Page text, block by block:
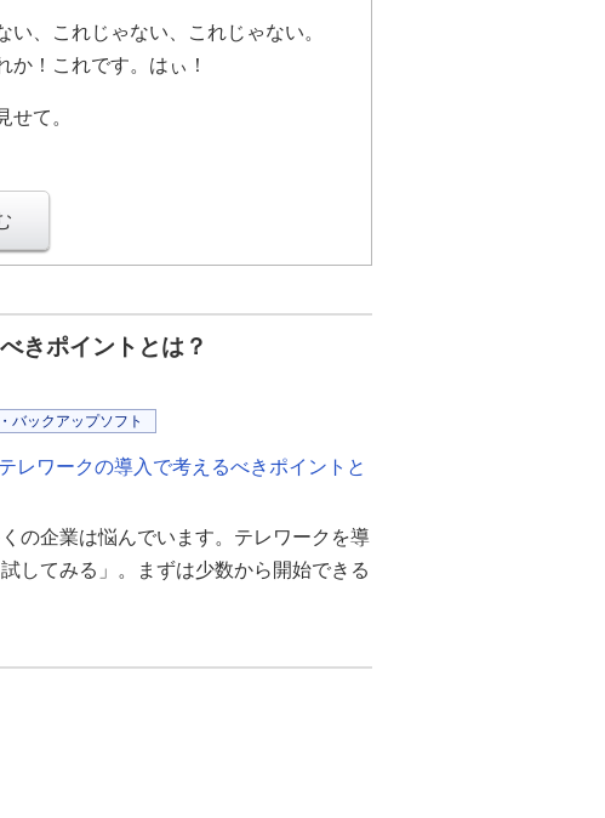
い、これじゃない、これじゃない。
！これです。はぃ！
せて。
のものではないので、ちょっと形が違
には高いね。
く前に、これと、これと、これを見せ
。
だなぁ。プッシュで更新されている
ーす！
ています。完璧でしょう。
す。
きポイントとは？
バックアップソフト
レワークの導入で考えるべきポイントと
の企業は悩んでいます。テレワークを導
してみる」。まずは少数から開始できる